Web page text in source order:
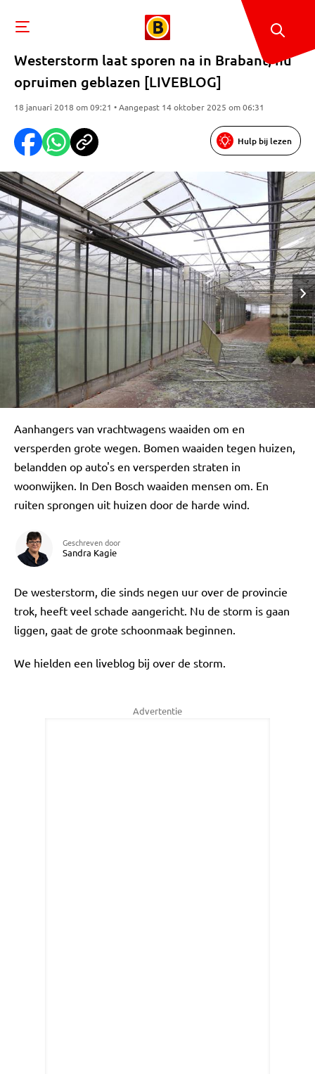
Westerstorm laat sporen na in Brabant, nu
opruimen geblazen [LIVEBLOG]
18 januari 2018 om 09:21 • Aangepast 14 oktober 2025 om 06:31
Hulp bij lezen
Aanhangers van vrachtwagens waaiden om en
versperden grote wegen. Bomen waaiden tegen huizen,
belandden op auto's en versperden straten in
woonwijken. In Den Bosch waaiden mensen om. En
ruiten sprongen uit huizen door de harde wind.
Geschreven door
Sandra Kagie
De westerstorm, die sinds negen uur over de provincie
trok, heeft veel schade aangericht. Nu de storm is gaan
liggen, gaat de grote schoonmaak beginnen.
We hielden een liveblog bij over de storm.
Advertentie